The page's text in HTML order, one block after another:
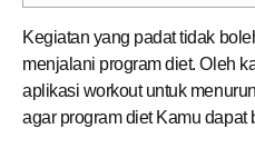
Kegiatan yang padat tidak
menjalani program diet. Oleh
aplikasi workout untuk
agar program diet Kamu dapat